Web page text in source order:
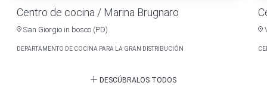
Centro de cocina / Marina Brugnaro
San Giorgio in bosco (PD)
DEPARTAMENTO DE COCINA PARA LA GRAN DISTRIBUCIÓN
DESCÚBRALOS TODOS